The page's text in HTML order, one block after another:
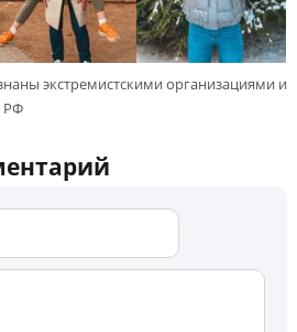
экстремистскими организациями и
РФ